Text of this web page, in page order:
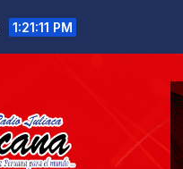
1:21:12 PM